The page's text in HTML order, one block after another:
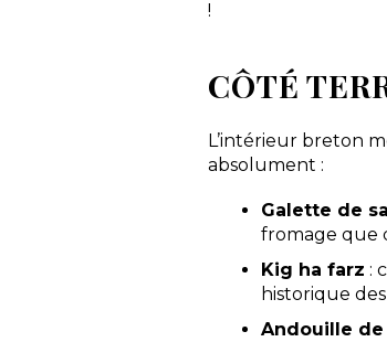
!
CÔTÉ
L’intérieur breton
absolument :
Galette de
fromage que
Kig ha farz :
historique
Andouille de